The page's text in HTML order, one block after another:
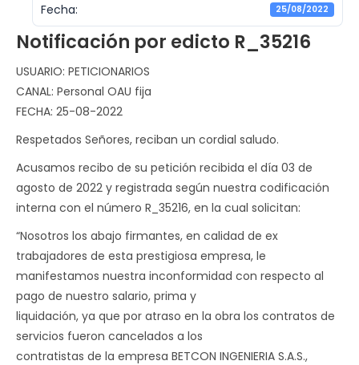
Fecha: 25/08/2022
Notificación por edicto R_35216
USUARIO: PETICIONARIOS
CANAL: Personal OAU fija
FECHA: 25-08-2022
Respetados Señores, reciban un cordial saludo.
Acusamos recibo de su petición recibida el día 03 de
agosto de 2022 y registrada según nuestra codificación
interna con el número R_35216, en la cual solicitan:
“Nosotros los abajo firmantes, en calidad de ex
trabajadores de esta prestigiosa empresa, le
manifestamos nuestra inconformidad con respecto al
pago de nuestro salario, prima y
liquidación, ya que por atraso en la obra los contratos de
servicios fueron cancelados a los
contratistas de la empresa BETCON INGENIERIA S.A.S.,